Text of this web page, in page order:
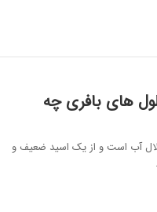
های بافری چه
آب است و از یک اسید ضعیف و